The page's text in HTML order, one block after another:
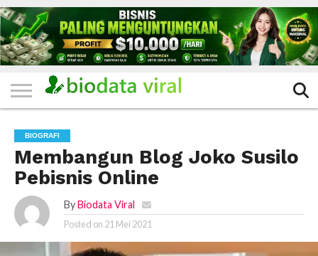
HOME
FILTER
KATEGORI
IKLAN
TERVIRAL
TRADING
KOMUNITAS
BERITA
BISNIS
LAINNYA
BIOGRAFI
Membangun Blog Joko Susilo
Pebisnis Online
By Biodata Viral
Posted on 21 Mei 2021